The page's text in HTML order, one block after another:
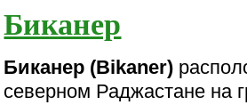
Биканер
Биканер (Bikaner)
северном Раджастане на